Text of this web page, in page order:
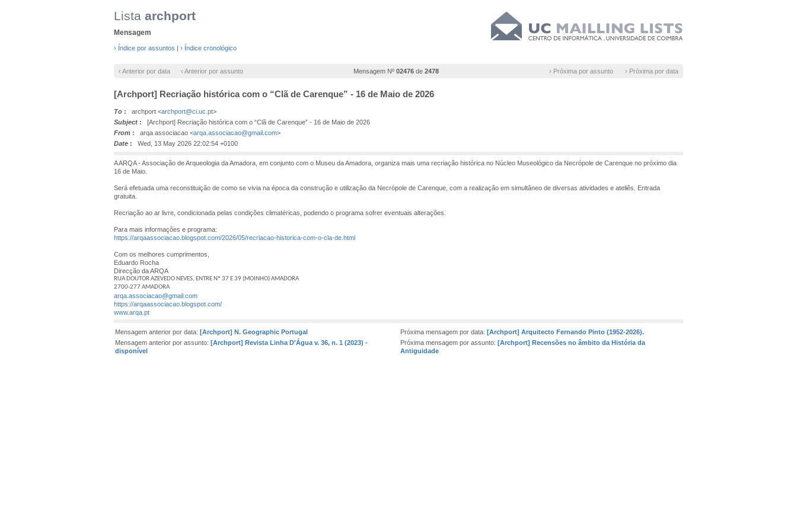
Lista archport
Mensagem
› Índice por assuntos | › Índice cronológico
‹ Anterior por data ‹ Anterior por assunto Mensagem Nº 02476 de 2478 › Próxima por assunto › Próxima por data
[Archport] Recriação histórica com o “Clã de Carenque” - 16 de Maio de 2026
To : archport <archport@ci.uc.pt>
Subject : [Archport] Recriação histórica com o “Clã de Carenque” - 16 de Maio de 2026
From : arqa associacao <arqa.associacao@gmail.com>
Date : Wed, 13 May 2026 22:02:54 +0100
A ARQA - Associação de Arqueologia da Amadora, em conjunto com o Museu da Amadora, organiza mais uma recriação histórica no Núcleo Museológico da Necrópole de Carenque no próximo dia
16 de Maio.
Será efetuada uma reconstituição de como se vivia na época da construção e utilização da Necrópole de Carenque, com a realização em simultâneo de diversas atividades e ateliês. Entrada
gratuita.
Recriação ao ar livre, condicionada pelas condições climatéricas, podendo o programa sofrer eventuais alterações.
Para mais informações e programa:
https://arqaassociacao.blogspot.com/2026/05/recriacao-historica-com-o-cla-de.html
Com os melhores cumprimentos,
Eduardo Rocha
Direcção da ARQA
RUA DOUTOR AZEVEDO NEVES, ENTRE Nº 37 E 39 (MOINHO)AMADORA
2700-277 AMADORA
arqa.associacao@gmail.com
https://arqaassociacao.blogspot.com/
www.arqa.pt
Mensagem anterior por data: [Archport] N. Geographic Portugal Próxima mensagem por data: [Archport] Arquitecto Fernando Pinto (1952-2026).
Mensagem anterior por assunto: [Archport] Revista Linha D'Água v. 36, n. 1 (2023) -
disponível
Próxima mensagem por assunto: [Archport] Recensões no âmbito da História da
Antiguidade